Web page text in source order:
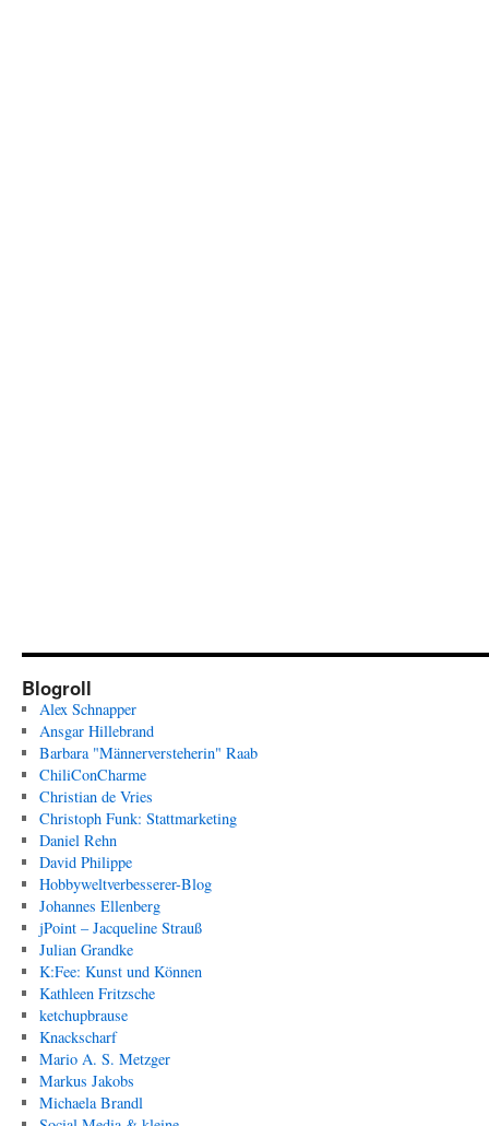
Blogroll
Alex Schnapper
Ansgar Hillebrand
Barbara "Männerversteherin" Raab
ChiliConCharme
Christian de Vries
Christoph Funk: Stattmarketing
Daniel Rehn
David Philippe
Hobbyweltverbesserer-Blog
Johannes Ellenberg
jPoint – Jacqueline Strauß
Julian Grandke
K:Fee: Kunst und Können
Kathleen Fritzsche
ketchupbrause
Knackscharf
Mario A. S. Metzger
Markus Jakobs
Michaela Brandl